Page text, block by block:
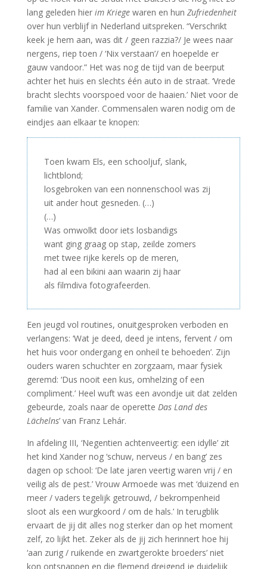
lang geleden hier im Kriegewaren en hun Zufriedenheit
over hun verblijf in Nederland uitspreken. “Verschrikt
keek je hem aan, was dit / geen razzia?/ Je wees naar
nergens, riep toen / ‘Nix verstaan’/ en hoepelde er
gauw vandoor.” Het was nog de tijd van de beerput
achter het huis en slechts één auto in de straat. ‘Vrede
bracht slechts voorspoed voor de haaien.’ Niet voor de
familie van Xander. Commensalen waren nodig om de
eindjes aan elkaar te knopen:
Toen kwam Els, een schooljuf, slank,
lichtblond;
losgebroken van een nonnenschool was zij
uit ander hout gesneden. (…)
(…)
Was omwolkt door iets losbandigs
want ging graag op stap, zeilde zomers
met twee rijke kerels op de meren,
had al een bikini aan waarin zij haar
als filmdiva fotografeerden.
Een jeugd vol routines, onuitgesproken verboden en
verlangens: ‘Wat je deed, deed je intens, fervent / om
het huis voor ondergang en onheil te behoeden’. Zijn
ouders waren schuchter en zorgzaam, maar fysiek
geremd: ‘Dus nooit een kus, omhelzing of een
compliment.’ Heel wuft was een avondje uit dat zelden
gebeurde, zoals naar de operette Das Land des
Lächelns’ van Franz Lehár.
In afdeling III, ‘Negentien achtenveertig: een idylle’ zit
het kind Xander nog ‘schuw, nerveus / en bang’ zes
dagen op school: ‘De late jaren veertig waren vrij / en
veilig als de pest.’ Vrouw Armoede was met ‘duizend en
meer / vaders tegelijk getrouwd, / bekrompenheid
sloot als een wurgkoord / om de hals.’ In terugblik
ervaart de jij dit alles nog sterker dan op het moment
zelf, zo lijkt het. Zeker als de jij zich herinnert hoe hij
‘aan zurig / ruikende en zwartgerokte broeders’ niet
kon ontsnappen en die flemend dreigend je duidelijk